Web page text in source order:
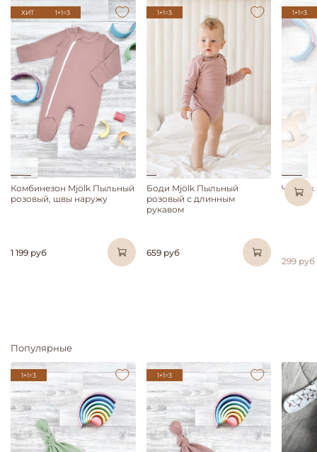
ХИТ 1+1=3
Комбинезон Mjölk Пыльный
розовый, швы наружу
1 199 руб
1+1=3
Боди Mjölk Пыльный
розовый с длинным
рукавом
659 руб
1+1=3
Чепчик
299 руб
Популярные
1+1=3 1+1=3